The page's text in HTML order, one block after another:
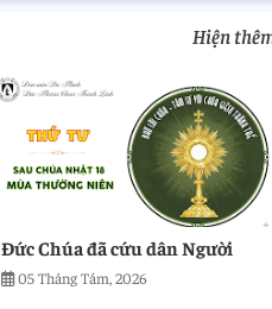
Hiện
Đức Chúa đã cứu dân Người
05 Tháng Tám, 2026